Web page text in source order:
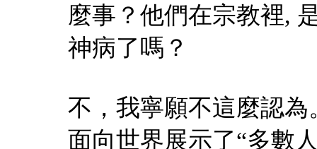
麼事？他們在宗教裡,
神病了嗎？
不，我寧願不這麼認
面向世界展示了“多數